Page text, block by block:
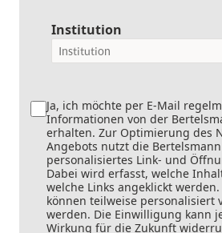
Institution
Ja, ich möchte per E-Mail
Informationen von der
erhalten. Zur Optimierung des
Angebots nutzt die
personalisiertes Link- und
Dabei wird erfasst, welche
welche Links angeklickt
können teilweise personalisiert
werden. Die Einwilligung kann
Wirkung für die Zukunft